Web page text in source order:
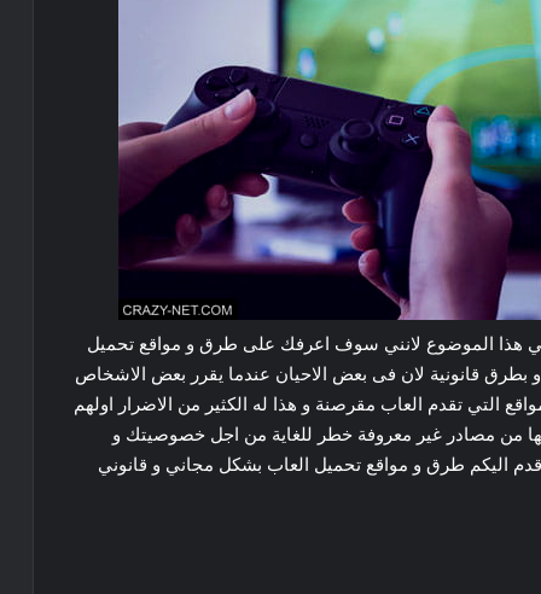
هذا الموضوع لانني سوف اعرفك على طرق و مواقع تحميل
بطرق قانونية لان فى بعض الاحيان عندما يقرر بعض الاشخاص
التي تقدم العاب مقرصنة و هذا له الكثير من الاضرار اولهم
من مصادر غير معروفة خطر للغاية من اجل خصوصيتك و
اليكم طرق و مواقع تحميل العاب بشكل مجاني و قانوني